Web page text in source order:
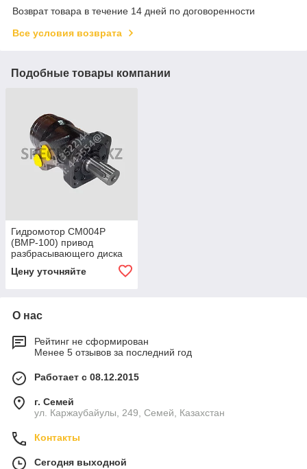
Возврат товара в течение 14 дней по договоренности
Все условия возврата
Подобные товары компании
Гидромотор СМ004Р
(ВМР-100) привод
разбрасывающего диска
(Serv) (⌀ вала — 25,4 мм,
под шпонку)
Цену уточняйте
О нас
Рейтинг не сформирован
Менее 5 отзывов за последний год
Работает с 08.12.2015
г. Семей
ул. Каржаубайулы, 249, Семей, Казахстан
Контакты
Сегодня выходной